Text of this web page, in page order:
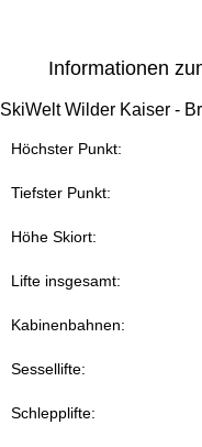
Informationen
SkiWelt Wilder Kaiser -
Höchster Punkt:
Tiefster Punkt:
Höhe Skiort:
Lifte insgesamt:
Kabinenbahnen:
Sessellifte:
Schlepplifte: